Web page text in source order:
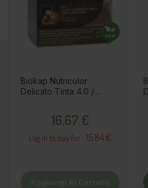
Biokap Nutricolor
Delicato Tinta 4.0 /
16,67 €
Log in to buy for : 15.84 €